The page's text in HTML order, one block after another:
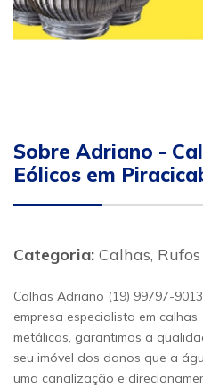
Sobre Adriano -
Eólicos em
Categoria: Calhas,
Calhas Adriano (19) 99797-
empresa especialista em
metálicas, garantimos a
seu imóvel dos danos que a
uma canalização e